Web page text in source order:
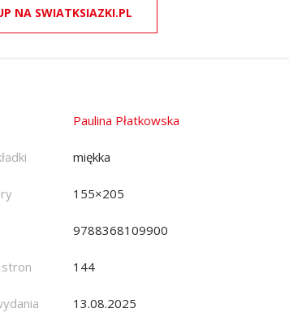
NA SWIATKSIAZKI.PL
Paulina Płatkowska
miękka
155×205
9788368109900
stron 144
13.08.2025